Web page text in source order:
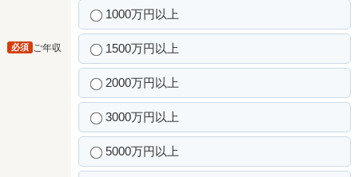
ご年収
必須
1000万円以上
1500万円以上
2000万円以上
3000万円以上
5000万円以上